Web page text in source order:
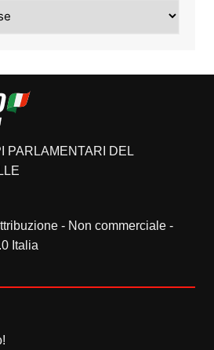
PARLAMENTARI DEL
- Non commerciale -
Italia